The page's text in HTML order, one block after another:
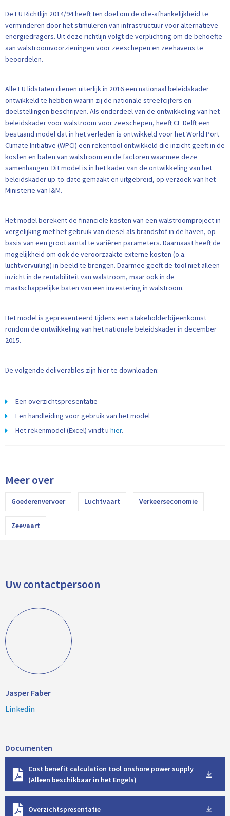
De EU Richtlijn 2014/94 heeft ten doel om de olie-afhankelijkheid te
verminderen door het stimuleren van infrastructuur voor alternatieve
energiedragers. Uit deze richtlijn volgt de verplichting om de behoefte
aan walstroomvoorzieningen voor zeeschepen en zeehavens te
beoordelen.
Alle EU lidstaten dienen uiterlijk in 2016 een nationaal beleidskader
ontwikkeld te hebben waarin zij de nationale streefcijfers en
doelstellingen beschrijven. Als onderdeel van de ontwikkeling van het
beleidskader voor walstroom voor zeeschepen, heeft CE Delft een
bestaand model dat in het verleden is ontwikkeld voor het World Port
Climate Initiative (WPCI) een rekentool ontwikkeld die inzicht geeft in de
kosten en baten van walstroom en de factoren waarmee deze
samenhangen. Dit model is in het kader van de ontwikkeling van het
beleidskader up-to-date gemaakt en uitgebreid, op verzoek van het
Ministerie van I&M.
Het model berekent de financiële kosten van een walstroomproject in
vergelijking met het gebruik van diesel als brandstof in de haven, op
basis van een groot aantal te variëren parameters. Daarnaast heeft de
mogelijkheid om ook de veroorzaakte externe kosten (o.a.
luchtvervuiling) in beeld te brengen. Daarmee geeft de tool niet alleen
inzicht in de rentabiliteit van walstroom, maar ook in de
maatschappelijke baten van een investering in walstroom.
Het model is gepresenteerd tijdens een stakeholderbijeenkomst
rondom de ontwikkeling van het nationale beleidskader in december
2015.
De volgende deliverables zijn hier te downloaden:
Een overzichtspresentatie
Een handleiding voor gebruik van het model
Het rekenmodel (Excel) vindt u hier.
Meer over
Goederenvervoer Luchtvaart Verkeerseconomie
Zeevaart
Uw contactpersoon
Jasper Faber
Linkedin
Documenten
Cost benefit calculation tool onshore power supply
(Alleen beschikbaar in het Engels)
n
Overzichtspresentatie